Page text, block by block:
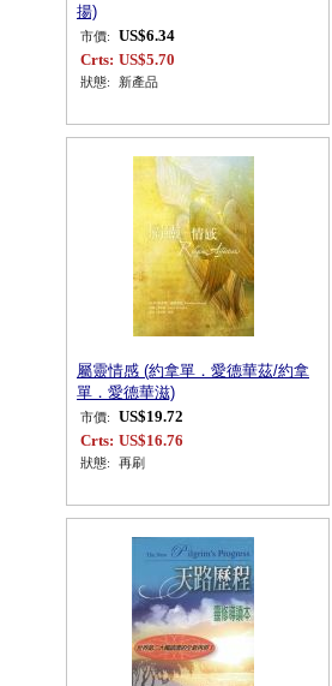
揚)
市價:
US$6.34
Crts: US$5.70
狀態: 新產品
屬靈情感 (約拿單．愛德華茲/約拿
單．愛德華滋)
市價:
US$19.72
Crts: US$16.76
狀態: 再刷